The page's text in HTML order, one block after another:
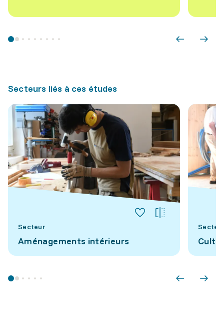
Secteurs liés à ces études
Secteur
Aménagements intérieurs